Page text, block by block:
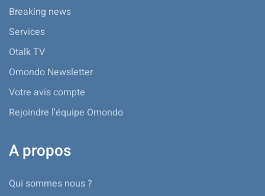
Breaking news
Services
Otalk TV
Omondo Newsletter
Votre avis compte
Rejoindre l'équipe Omondo
A propos
Qui sommes nous ?